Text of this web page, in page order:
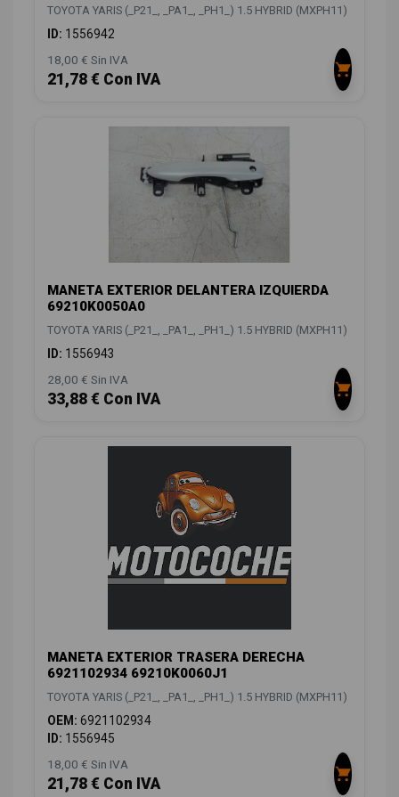
TOYOTA YARIS (_P21_, _PA1_, _PH1_) 1.5 HYBRID (MXPH11)
ID: 1556942
18,00 € Sin IVA
21,78 € Con IVA
MANETA EXTERIOR DELANTERA IZQUIERDA
69210K0050A0
TOYOTA YARIS (_P21_, _PA1_, _PH1_) 1.5 HYBRID (MXPH11)
ID: 1556943
28,00 € Sin IVA
33,88 € Con IVA
MANETA EXTERIOR TRASERA DERECHA
6921102934 69210K0060J1
TOYOTA YARIS (_P21_, _PA1_, _PH1_) 1.5 HYBRID (MXPH11)
OEM: 6921102934
ID: 1556945
18,00 € Sin IVA
21,78 € Con IVA